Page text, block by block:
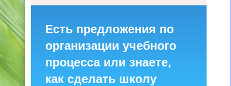
Есть предложения по
организации учебного
процесса или знаете,
как сделать школу